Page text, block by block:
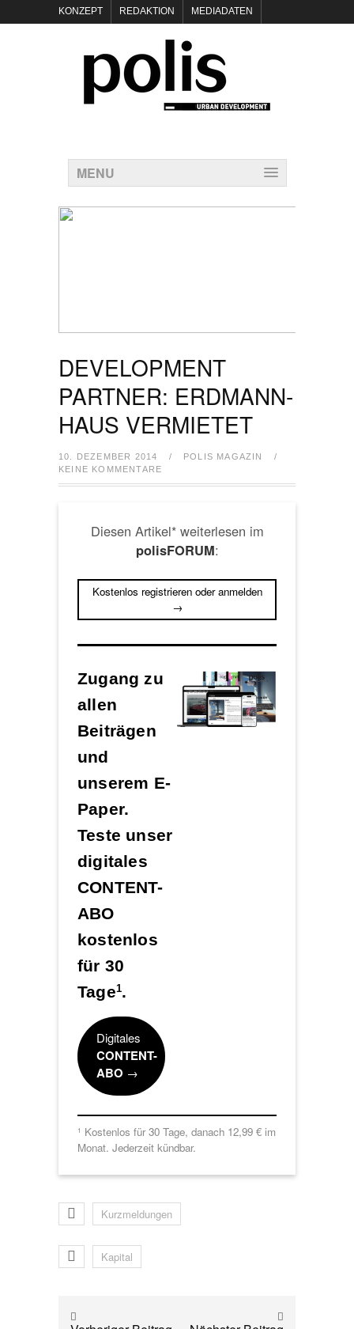
KONZEPT REDAKTION MEDIADATEN
POLIS KEYNOTES
KONTAKT DATENSCHUTZ IMPRESSUM
MENU
DEVELOPMENT
PARTNER: ERDMANN-
HAUS VERMIETET
10. DEZEMBER 2014 / POLIS MAGAZIN
/
KEINE KOMMENTARE
Diesen Artikel* weiterlesen im
polisFORUM:
Kostenlos registrieren oder anmelden
→
Zugang zu
allen
Beiträgen
und
unserem E-
Paper.
Teste unser
digitales
CONTENT-
ABO
kostenlos
für 30
Tage1.
Digitales
CONTENT-
ABO →
1 Kostenlos für 30 Tage, danach 12,99 € im
Monat. Jederzeit kündbar.
Kurzmeldungen
Kapital